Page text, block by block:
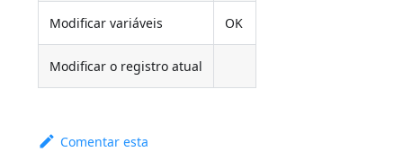
Modificar variáveis OK
Modificar o registro atual
Comentar esta